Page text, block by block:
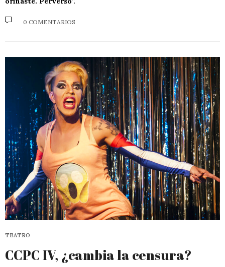
0 COMENTARIOS
TEATRO
CCPC IV, ¿cambia la censura?